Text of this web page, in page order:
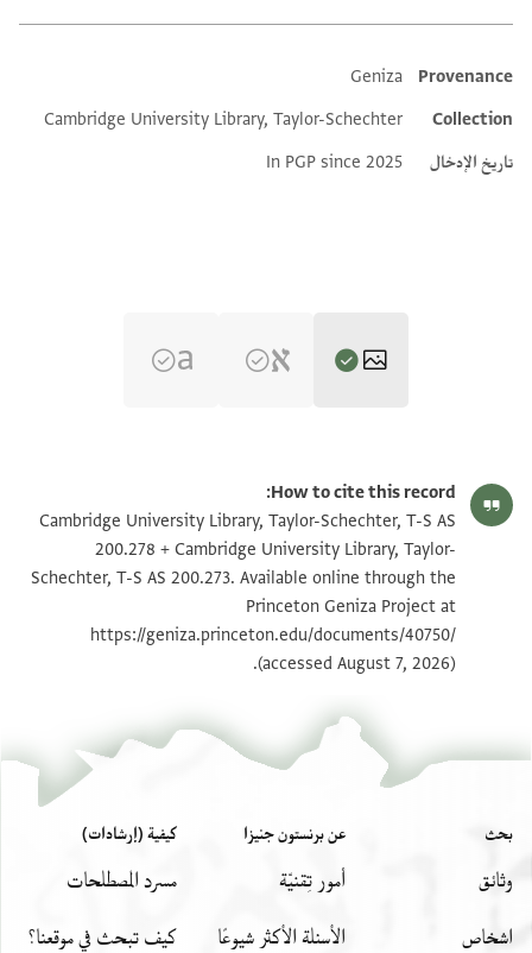
Additional metadata
Provenance
Geniza
Collection
Cambridge University Library, Taylor-Schechter
تاريخ الإدخال
In PGP since 2025
T-S AS 200.278 1v تكبير و تدوير
T-S AS 200.273 1r تكبير و تدوير
T-S AS 200.273 1v
How to cite this record:
Cambridge University Library, Taylor-Schechter, T-S AS
200.278 + Cambridge University Library, Taylor-
Schechter, T-S AS 200.273. Available online through the
Princeton Geniza Project at
https://geniza.princeton.edu/documents/40750/
(accessed August 7, 2026).
بحث
وثائق
اشخاص
عن برنستون جنيزا
أمور تِقنيّة
الأسئلة الأكثر شيوعًا
كيفية (إرشادات)
مسرد المصطلحات
كيف تبحث في موقعنا؟